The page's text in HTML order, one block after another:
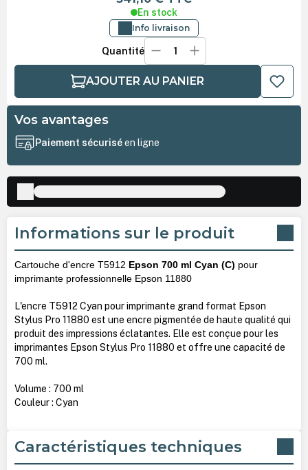
En stock
Info livraison
Quantité
AJOUTER AU PANIER
Vos avantages
Paiement sécuriséen ligne
Informations sur le produit
Cartouche d'encre T5912 Epson 700 ml Cyan (C) pour
imprimante professionnelle Epson 11880
L'encre T5912 Cyan pour imprimante grand format Epson
Stylus Pro 11880 est une encre pigmentée de haute qualité qui
produit des impressions éclatantes. Elle est conçue pour les
imprimantes Epson Stylus Pro 11880 et offre une capacité de
700 ml.
Volume : 700 ml
Couleur : Cyan
Caractéristiques techniques